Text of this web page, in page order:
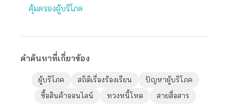
คุ้มครองผู้บริโภค
คำค้นหาที่เกี่ยวข้อง
ผู้บริโภค สถิติเรื่องร้องเรียน
ปัญหาผู้บริโภค
ซื้อสินค้าออนไลน์
ทวงหนี้โหด สายสื่อสาร